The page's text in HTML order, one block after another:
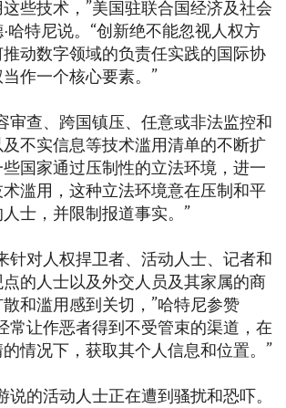
些技术，”美国驻联合国经济及社会
哈特尼说。“创新绝不能忽视人权方
动数字领域的负责任实践的国际协
作一个核心要素。”
审查、跨国镇压、任意或非法监控和
不实信息等技术滥用清单的不断扩
国家通过压制性的立法环境，进一
滥用，这种立法环境意在压制和平
士，并限制报道事实。”
针对人权捍卫者、活动人士、记者和
的人士以及外交人员及其家属的商
和滥用感到关切，”哈特尼参赞
常让作恶者得到不受管束的渠道，在
情况下，获取其个人信息和位置。”
说的活动人士正在遭到骚扰和恐吓。